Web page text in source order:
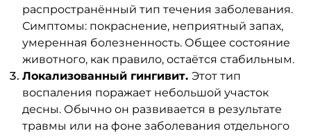
распространённый тип течения заболевания.
Симптомы: покраснение, неприятный запах,
умеренная болезненность. Общее состояние
животного, как правило, остаётся стабильным.
Локализованный гингивит. Этот тип
воспаления поражает небольшой участок
десны. Обычно он развивается в результате
травмы или на фоне заболевания отдельного